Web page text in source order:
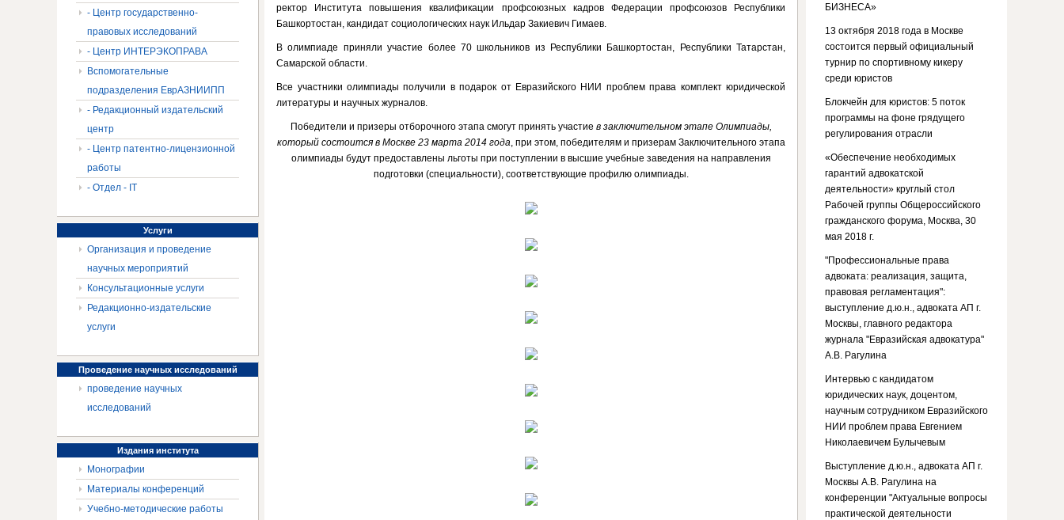
ректор Института повышения квалификации профсоюзных кадров Федерации профсоюзов Республики
Башкортостан, кандидат социологических наук Ильдар Закиевич Гимаев.
В олимпиаде приняли участие более 70 школьников из Республики Башкортостан, Республики Татарстан,
Самарской области.
Все участники олимпиады получили в подарок от Евразийского НИИ проблем права комплект юридической
литературы и научных журналов.
Победители и призеры отборочного этапа смогут принять участие в заключительном этапе Олимпиады,
который состоится в Москве 23 марта 2014 года, при этом, победителям и призерам Заключительного этапа
олимпиады будут предоставлены льготы при поступлении в высшие учебные заведения на направления
подготовки (специальности), соответствующие профилю олимпиады.
- Центр государственно-
правовых исследований
- Центр ИНТЕРЭКОПРАВА
Вспомогательные
подразделения ЕврАЗНИИПП
- Редакционный издательский
центр
- Центр патентно-лицензионной
работы
- Отдел - IT
Услуги
Организация и проведение
научных мероприятий
Консультационные услуги
Редакционно-издательские
услуги
Проведениенаучных исследований
проведение научных
исследований
Изданияинститута
Монографии
Материалы конференций
Учебно-методические работы
БИЗНЕСА»
13 октября 2018 года в Москве
состоится первый официальный
турнир по спортивному кикеру
среди юристов
Блокчейн для юристов: 5 поток
программы на фоне грядущего
регулирования отрасли
«Обеспечение необходимых
гарантий адвокатской
деятельности» круглый стол
Рабочей группы Общероссийского
гражданского форума, Москва, 30
мая 2018 г.
"Профессиональные права
адвоката: реализация, защита,
правовая регламентация":
выступление д.ю.н., адвоката АП г.
Москвы, главного редактора
журнала "Евразийская адвокатура"
А.В. Рагулина
Интервью с кандидатом
юридических наук, доцентом,
научным сотрудником Евразийского
НИИ проблем права Евгением
Николаевичем Булычевым
Выступление д.ю.н., адвоката АП г.
Москвы А.В. Рагулина на
конференции "Актуальные вопросы
практической деятельности